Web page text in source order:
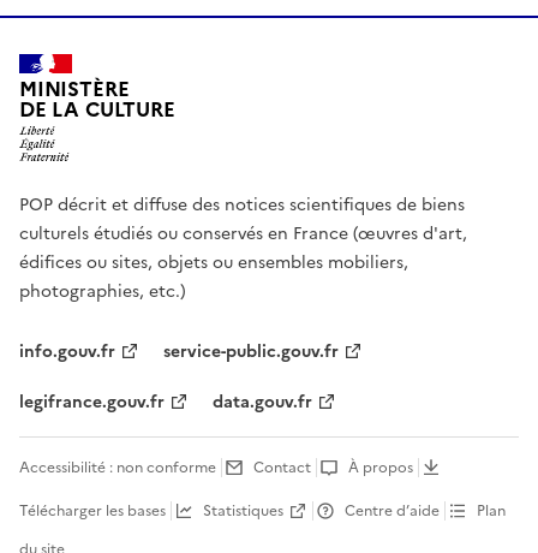
MINISTÈRE
DE LA CULTURE
POP décrit et diffuse des notices scientifiques de biens
culturels étudiés ou conservés en France (œuvres d'art,
édifices ou sites, objets ou ensembles mobiliers,
photographies, etc.)
info.gouv.fr
service-public.gouv.fr
legifrance.gouv.fr
data.gouv.fr
Accessibilité : non conforme Contact
À propos
Télécharger les bases
Statistiques Centre d’aide
Plan